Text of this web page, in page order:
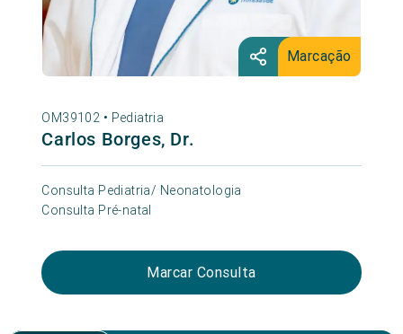
Marcação
OM39102 • Pediatria
Carlos Borges, Dr.
Consulta Pediatria/ Neonatologia
Consulta Pré-natal
Marcar Consulta